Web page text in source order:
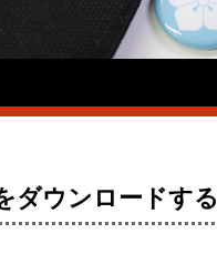
ダウンロードする